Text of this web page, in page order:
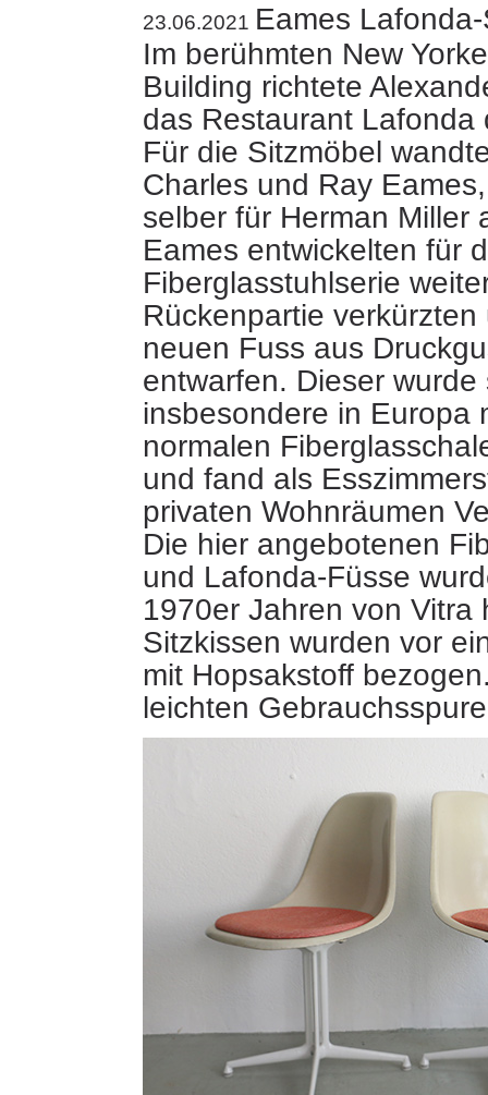
23.06.2021 Eames
Im berühmten New
Building richtete
das Restaurant Lafonda
Für die Sitzmöbel
Charles und Ray
selber für Herman Miller
Eames entwickelten für
Fiberglasstuhlserie
Rückenpartie
neuen Fuss aus
entwarfen. Dieser wurde
insbesondere in Europa
normalen
und fand als
privaten Wohnräumen
Die hier angebotenen
und Lafonda-Füsse
1970er Jahren von Vitra
Sitzkissen wurden vor
mit Hopsakstoff
leichten